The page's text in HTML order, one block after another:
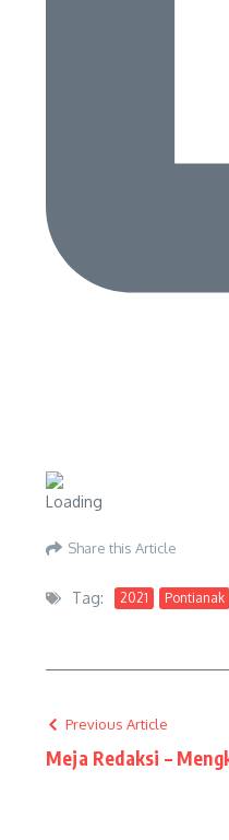
Share this Article
Tag: 2021 Pontianak
Previous Article
Meja Redaksi –